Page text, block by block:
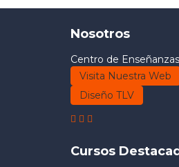
Nosotros
Centro de
Visita Nuestra Web
Diseño TLV
Cursos